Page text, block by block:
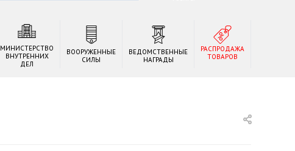
МИНИСТЕРСТВО
ВНУТРЕННИХ
ДЕЛ
ВООРУЖЕННЫЕ
СИЛЫ
ВЕДОМСТВЕННЫЕ
НАГРАДЫ
РАСПРОДАЖА
ТОВАРОВ